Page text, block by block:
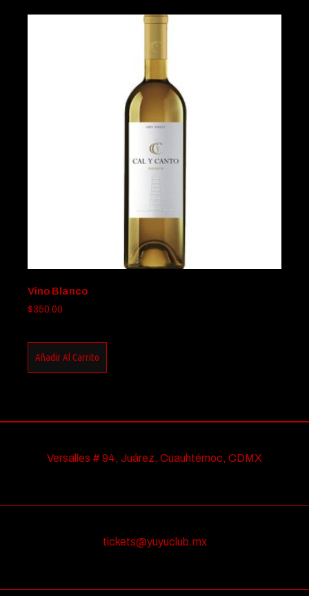
Vino Blanco
$350.00
Añadir Al Carrito
Versalles # 94, Juárez, Cuauhtémoc, CDMX
tickets@yuyuclub.mx